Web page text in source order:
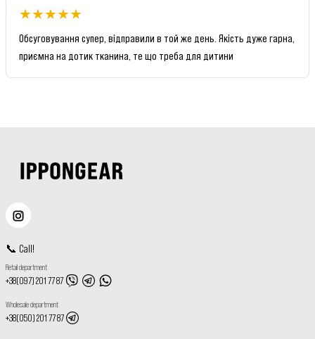
★★★★★
Обсуговування супер, відправили в той же день. Якість дуже гарна,
приємна на дотик тканина, те що треба для дитини
📞 Call!
Retail department
+38(097) 201 77 87
Wholesale department
+38(050) 201 77 87